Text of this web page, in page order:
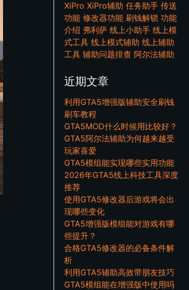
XiPro XiPro辅助 任务助手 传送
功能 修改器功能 刷钱解锁 功能
介绍 弗利萨 线上小助手 线上模
式工具 线上模式辅助 线上辅助
工具 辅助问题排查 阿尔法辅助
近期文章
利用GTA5增强版辅助安全刷钱
刷车教程
GTA5MOD什么时候用比较好？
GTA5阿尔法辅助为何越来越受
玩家喜爱
GTA5模组能实现哪些实用功能
2026年GTA5线上科技工具深度
推荐
使用GTA5修改器后游戏将会出
现哪些变化
GTA5增强版模组能对游戏有哪
些提升？
合格GTA5修改器的必备条件解
析
利用GTA5辅助高效带朋友技巧
GTA5模组能在增强版中使用吗